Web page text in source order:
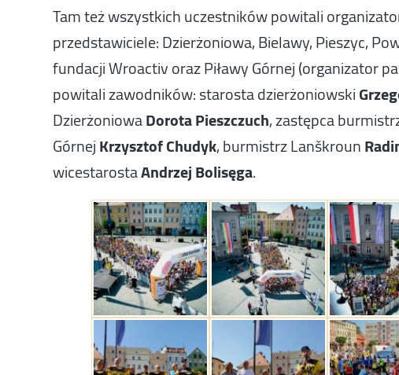
Tam też wszystkich uczestników powitali
przedstawiciele: Dzierżoniowa, Bielawy, Pieszyc,
fundacji Wroactiv oraz Piławy Górnej (organizator
powitali zawodników: starosta dzierżoniowski
DzierżoniowaDorota Pieszczuch, zastępca
GórnejKrzysztof Chudyk, burmistrz Lanškroun
wicestarostaAndrzej Bolisęga.